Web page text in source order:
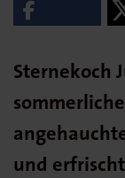
Sternekoch
und